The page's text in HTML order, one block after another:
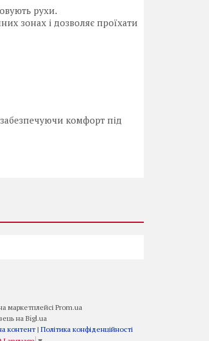
рухи.
зонах і дозволяє проїхати
комфорт під
маркетплейсі Prom.ua
на Bigl.ua
контент | Політика конфіденційності